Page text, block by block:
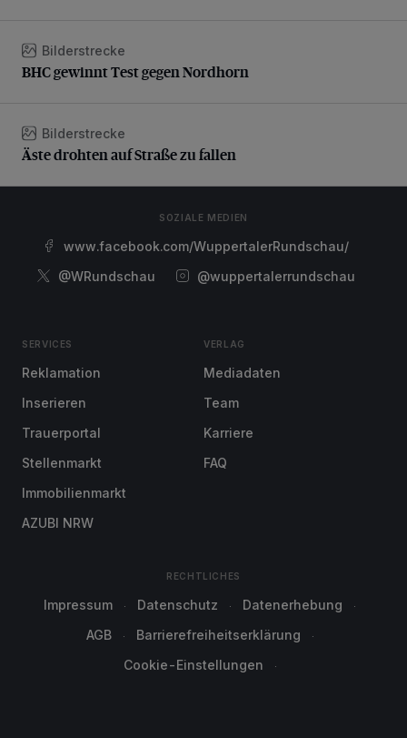
BHC gewinnt Test gegen Nordhorn
Bilderstrecke
BHC gewinnt Test gegen Nordhorn
Äste drohten auf Straße zu fallen
Bilderstrecke
Äste drohten auf Straße zu fallen
SOZIALE MEDIEN
www.facebook.com/WuppertalerRundschau/
@WRundschau
@wuppertalerrundschau
SERVICES
Reklamation
Inserieren
Trauerportal
Stellenmarkt
Immobilienmarkt
AZUBI NRW
VERLAG
Mediadaten
Team
Karriere
FAQ
RECHTLICHES
Impressum Datenschutz
Datenerhebung
AGB
Barrierefreiheitserklärung
Cookie-Einstellungen